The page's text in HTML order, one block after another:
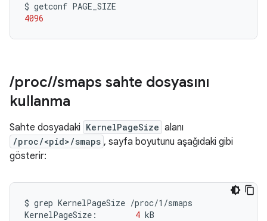
$ getconf
4096
/proc//smaps sahte dosyasını
kullanma
Sahte dosyadaki KernelPageSize alanı
/proc/<pid>/smaps , sayfa boyutunu aşağıdaki gibi
gösterir:
$ grep KernelPageSize /proc/1/smaps
KernelPageSize:
4